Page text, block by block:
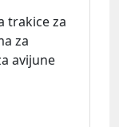
trakice za
za
avijune